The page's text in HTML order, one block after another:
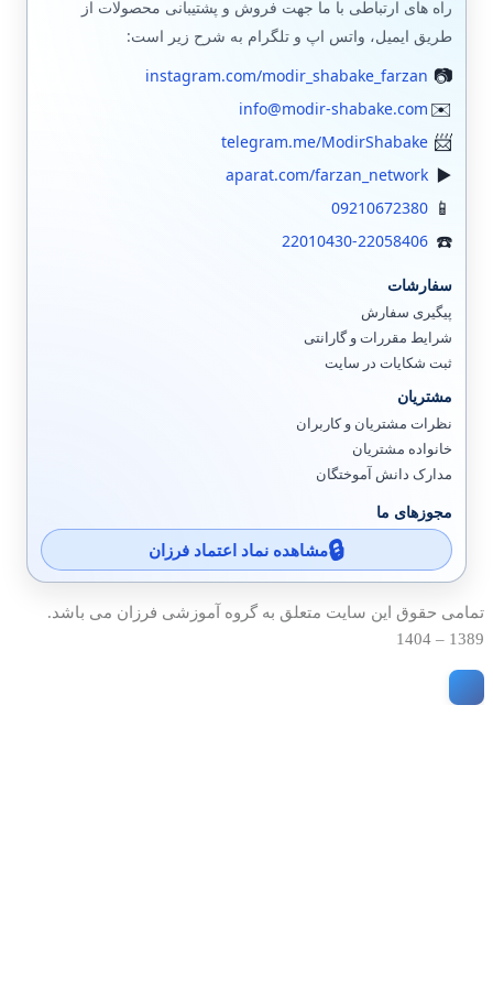
راه های ارتباطی با ما جهت فروش و پشتیبانی محصولات از
طریق ایمیل، واتس اپ و تلگرام به شرح زیر است:
instagram.com/modir_shabake_farzan
info@modir-shabake.com
telegram.me/ModirShabake
aparat.com/farzan_network
09210672380
22010430-22058406
سفارشات
پیگیری سفارش
شرایط مقررات و گارانتی
ثبت شکایات در سایت
مشتریان
نظرات مشتریان و کاربران
خانواده مشتریان
مدارک دانش آموختگان
مجوزهای ما
مشاهده نماد اعتماد فرزان
تمامی حقوق این سایت متعلق به گروه آموزشی فرزان می باشد.
1389 – 1404